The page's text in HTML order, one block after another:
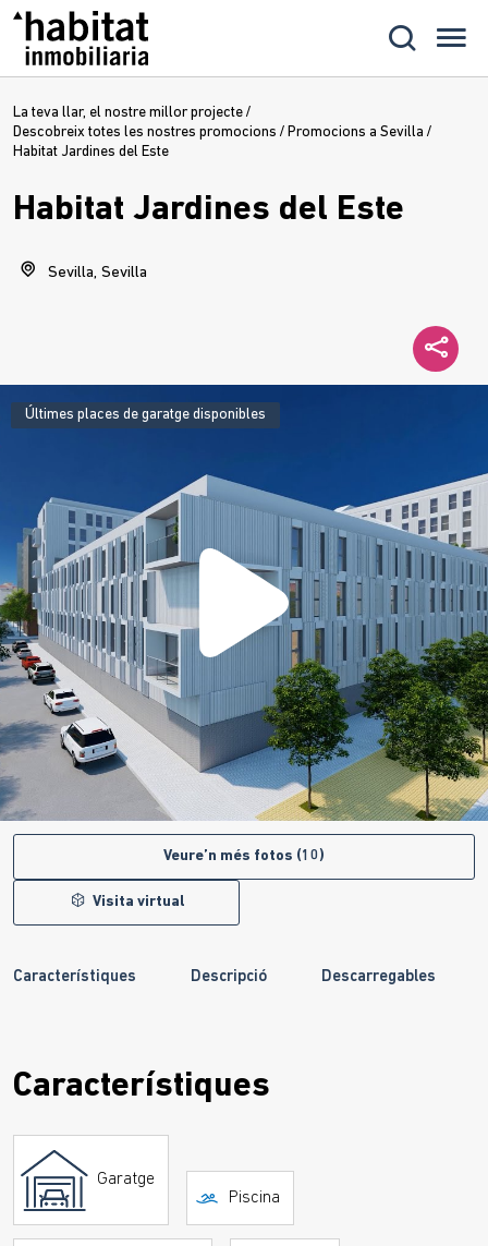
La teva llar, el nostre millor projecte /
Descobreix totes les nostres promocions / Promocions a Sevilla /
Habitat Jardines del Este
Habitat Jardines del Este
Sevilla, Sevilla
Últimes places de garatge disponibles
Veure’n més fotos (10)
Visita virtual
Característiques Descripció Descarregables
Característiques
Garatge
Piscina